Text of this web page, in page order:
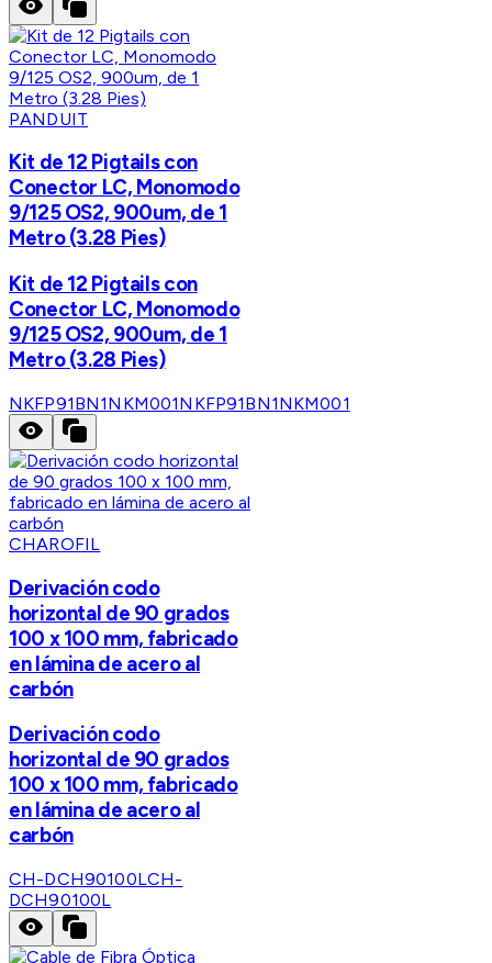
PANDUIT
Kit de 12 Pigtails con
Conector LC, Monomodo
9/125 OS2, 900um, de 1
Metro (3.28 Pies)
Kit de 12 Pigtails con
Conector LC, Monomodo
9/125 OS2, 900um, de 1
Metro (3.28 Pies)
NKFP91BN1NKM001NKFP91BN1NKM001
CHAROFIL
Derivación codo
horizontal de 90 grados
100 x 100 mm, fabricado
en lámina de acero al
carbón
Derivación codo
horizontal de 90 grados
100 x 100 mm, fabricado
en lámina de acero al
carbón
CH-DCH90100LCH-
DCH90100L